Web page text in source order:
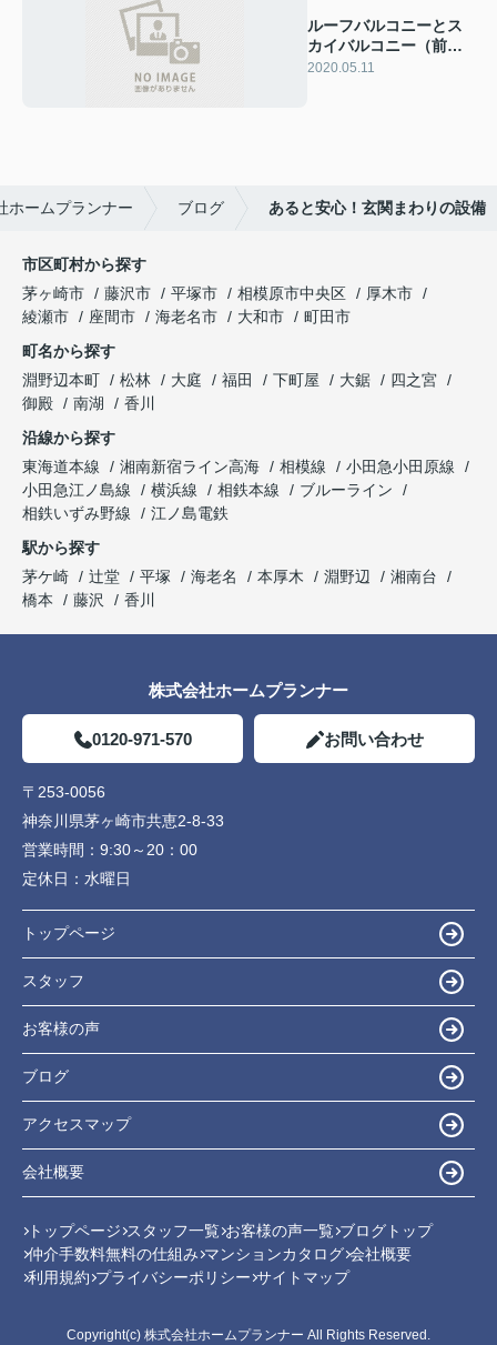
ルーフバルコニーとス
カイバルコニー（前
編）
2020.05.11
ホームプランナー ブログ あると安心！玄関まわりの設備
市区町村から探す
茅ヶ崎市
藤沢市 平塚市 相模原市中央区
厚木市
綾瀬市
座間市 海老名市 大和市
町田市
町名から探す
淵野辺本町
松林 大庭 福田 下町屋 大鋸
四之宮
御殿
南湖
香川
沿線から探す
東海道本線
湘南新宿ライン高海 相模線
小田急小田原線
小田急江ノ島線
横浜線 相鉄本線
ブルーライン
相鉄いずみ野線
江ノ島電鉄
駅から探す
茅ケ崎
辻堂 平塚 海老名 本厚木 淵野辺
湘南台
橋本
藤沢 香川
株式会社ホームプランナー
0120-971-570 お問い合わせ
〒253-0056
神奈川県茅ヶ崎市共恵2-8-33
営業時間： 9:30～20：00
定休日： 水曜日
トップページ
スタッフ
お客様の声
ブログ
アクセスマップ
会社概要
トップページ スタッフ一覧 お客様の声一覧 ブログトップ
仲介手数料無料の仕組み マンションカタログ 会社概要
利用規約 プライバシーポリシー サイトマップ
Copyright(c) 株式会社ホームプランナー All Rights Reserved.